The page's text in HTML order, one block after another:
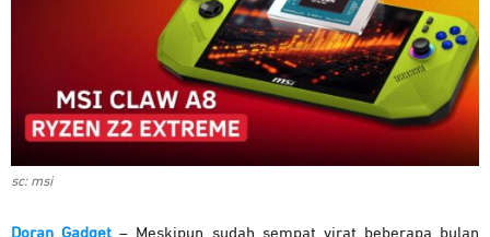
sc: msi
Doran Gadget – Meskipun sudah sempat virat beberapa bulan